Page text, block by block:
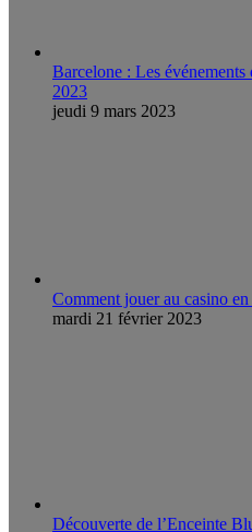
Barcelone : Les
2023
jeudi 9 mars 2023
Comment jouer au casino
mardi 21 février 2023
Découverte de l’Enceinte